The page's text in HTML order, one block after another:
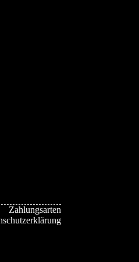
Zahlungsarten